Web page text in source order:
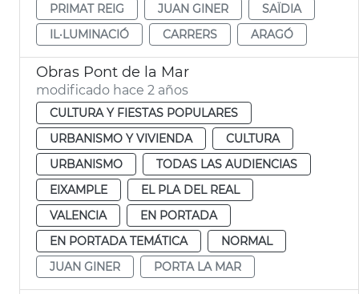
PRIMAT REIG
JUAN GINER
SAÏDIA
IL·LUMINACIÓ
CARRERS ARAGÓ
Obras Pont de la Mar
modificado hace 2 años
CULTURA Y FIESTAS POPULARES
URBANISMO Y VIVIENDA
CULTURA
URBANISMO
TODAS LAS AUDIENCIAS
EIXAMPLE
EL PLA DEL REAL
VALENCIA
EN PORTADA
EN PORTADA TEMÁTICA
NORMAL
JUAN GINER
PORTA LA MAR